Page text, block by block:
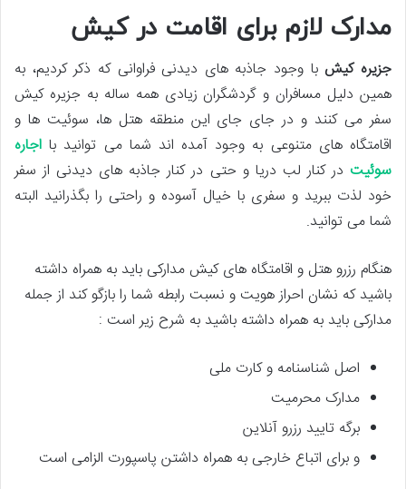
مدارک لازم برای اقامت در کیش
جزیره کیش با وجود جاذبه های دیدنی فراوانی که ذکر کردیم، به
همین دلیل مسافران و گردشگران زیادی همه ساله به جزیره کیش
سفر می کنند و در جای جای این منطقه هتل ها، سوئیت ها و
اقامتگاه های متنوعی به وجود آمده اند شما می توانید با اجاره
سوئیت در کنار لب دریا و حتی در کنار جاذبه های دیدنی از سفر
خود لذت ببرید و سفری با خیال آسوده و راحتی را بگذرانید البته
شما می توانید.
هنگام رزرو هتل و اقامتگاه های کیش مدارکی باید به همراه داشته
باشید که نشان احراز هویت و نسبت رابطه شما را بازگو کند از جمله
مدارکی باید به همراه داشته باشید به شرح زیر است :
اصل شناسنامه و کارت ملی
مدارک محرمیت
برگه تایید رزرو آنلاین
و برای اتباع خارجی به همراه داشتن پاسپورت الزامی است